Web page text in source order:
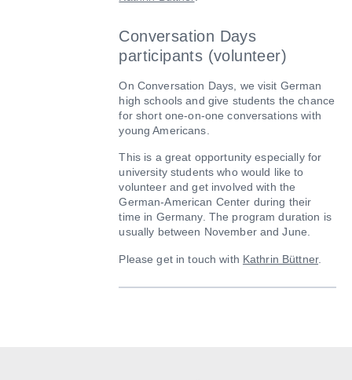
Conversation Days
participants (volunteer)
On Conversation Days, we visit German
high schools and give students the chance
for short one-on-one conversations with
young Americans.
This is a great opportunity especially for
university students who would like to
volunteer and get involved with the
German-American Center during their
time in Germany. The program duration is
usually between November and June.
Please get in touch with Kathrin Büttner.